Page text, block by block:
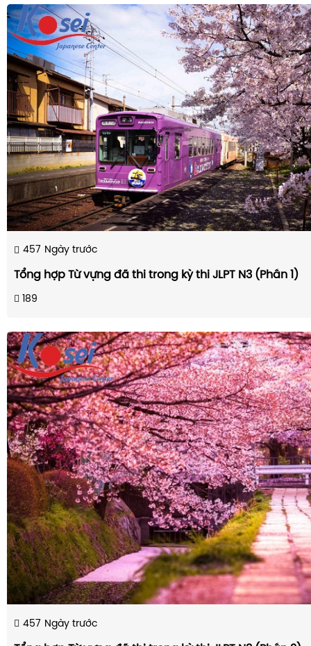
457 Ngày trước
Tổng hợp Từ vựng đã thi trong kỳ thi JLPT N3 (Phần 1)
189
457 Ngày trước